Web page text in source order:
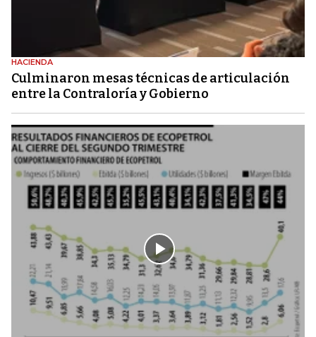
HACIENDA
Culminaron mesas técnicas de articulación
entre la Contraloría y Gobierno